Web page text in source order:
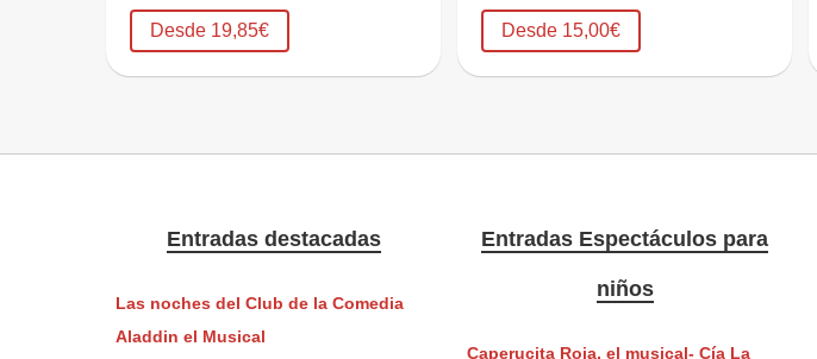
Desde 19,85€ Desde 15,00€
Entradas destacadas
Las noches del Club de la Comedia
Aladdin el Musical
Entradas Espectáculos para
niños
Caperucita Roja, el musical- Cía La